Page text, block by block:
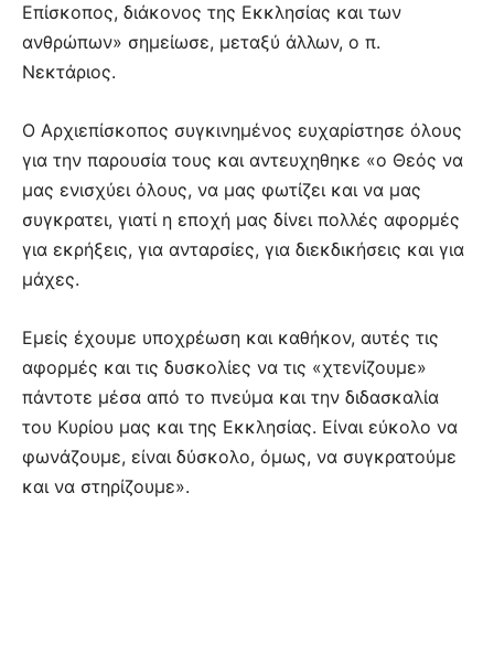
Επίσκοπος, διάκονος της Εκκλησίας και των
ανθρώπων» σημείωσε, μεταξύ άλλων, ο π.
Νεκτάριος.
Ο Αρχιεπίσκοπος συγκινημένος ευχαρίστησε όλους
για την παρουσία τους και αντευχηθηκε «ο Θεός να
μας ενισχύει όλους, να μας φωτίζει και να μας
συγκρατει, γιατί η εποχή μας δίνει πολλές αφορμές
για εκρήξεις, για ανταρσίες, για διεκδικήσεις και για
μάχες.
Εμείς έχουμε υποχρέωση και καθήκον, αυτές τις
αφορμές και τις δυσκολίες να τις «χτενίζουμε»
πάντοτε μέσα από το πνεύμα και την διδασκαλία
του Κυρίου μας και της Εκκλησίας. Είναι εύκολο να
φωνάζουμε, είναι δύσκολο, όμως, να συγκρατούμε
και να στηρίζουμε».